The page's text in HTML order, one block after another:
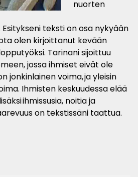
nuorten
teksti on osa nykyään
olen kirjoittanut kevään
Tarinani sijoittuu
jossa ihmiset eivät ole
jonkinlainen voima, ja yleisin
Ihmisten keskuudessa elää
ihmissusia, noitia ja
on tekstissäni taattua.